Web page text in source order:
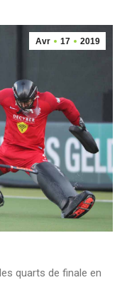
Avr 17 2019
quarts de finale en